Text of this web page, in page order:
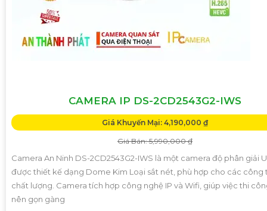
CAMERA IP DS-2CD2543G2-IWS
Giá Khuyến Mại: 4,190,000 ₫
Giá Bán: 5,990,000 ₫
Camera An Ninh DS-2CD2543G2-IWS là một camera độ phân giải
được thiết kế dạng Dome Kim Loại sắt nét, phù hợp cho các công
chất lượng. Camera tích hợp công nghệ IP và Wifi, giúp việc thi
nên gọn gàng